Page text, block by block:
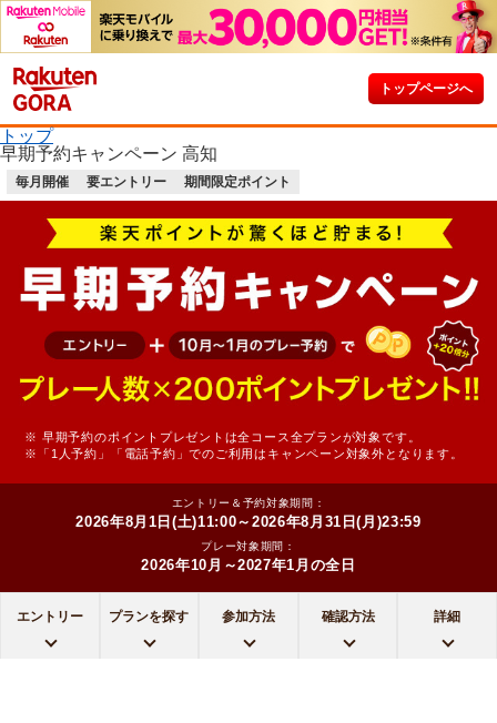
トップページへ
トップ
早期予約キャンペーン 高知
毎月開催 要エントリー 期間限定ポイント
※ 早期予約のポイントプレゼントは全コース全プランが対象です。
※「1人予約」「電話予約」でのご利用はキャンペーン対象外となります。
エントリー＆予約対象期間：
2026年8月1日(土)11:00～2026年8月31日(月)23:59
プレー対象期間：
2026年10月～2027年1月の全日
エントリー プランを探す 参加方法 確認方法 詳細